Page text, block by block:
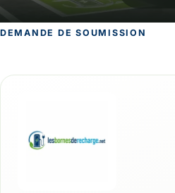
DEMANDE DE SOUMISSION